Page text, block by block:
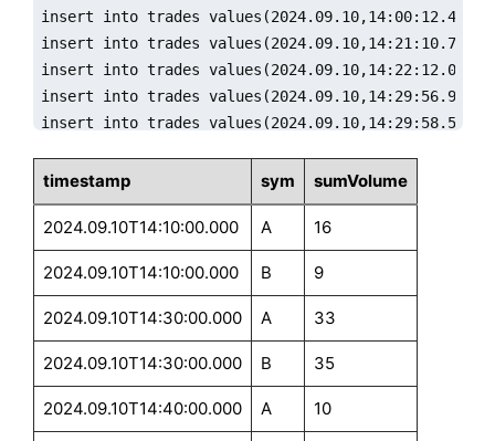
insert into trades
insert into trades
insert into trades
insert into trades
insert into trades
insert into trades
sleep(5000)
select * from output1
timestamp sym sumVolume
2024.09.10T14:10:00.000 A 16
2024.09.10T14:10:00.000 B 9
2024.09.10T14:30:00.000 A 33
2024.09.10T14:30:00.000 B 35
2024.09.10T14:40:00.000 A 10